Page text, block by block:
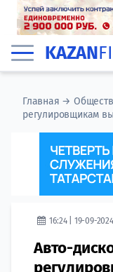
KAZAN
Главная →
регулировщикам
16:24 | 19-09-2024
Авто-